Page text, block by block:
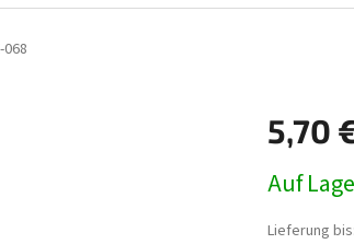
068
5,70
Auf
Lieferung bis: